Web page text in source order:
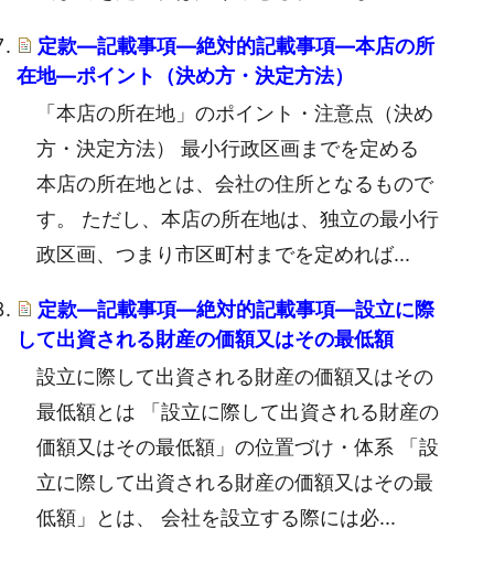
定款―記載事項―絶対的記載事項―本店の所
在地―ポイント（決め方・決定方法）
「本店の所在地」のポイント・注意点（決め
方・決定方法） 最小行政区画までを定める
本店の所在地とは、会社の住所となるもので
す。 ただし、本店の所在地は、独立の最小行
政区画、つまり市区町村までを定めれば...
定款―記載事項―絶対的記載事項―設立に際
して出資される財産の価額又はその最低額
設立に際して出資される財産の価額又はその
最低額とは 「設立に際して出資される財産の
価額又はその最低額」の位置づけ・体系 「設
立に際して出資される財産の価額又はその最
低額」とは、 会社を設立する際には必...